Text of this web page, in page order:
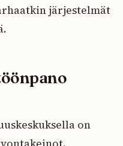
järjestelmät
on